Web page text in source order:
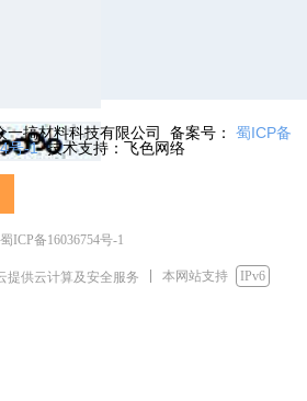
搞材料科技有限公司 备案号： 蜀ICP备
号-1技术支持：飞色网络
蜀ICP备16036754号-1
供云计算及安全服务 本网站支持 IPv6